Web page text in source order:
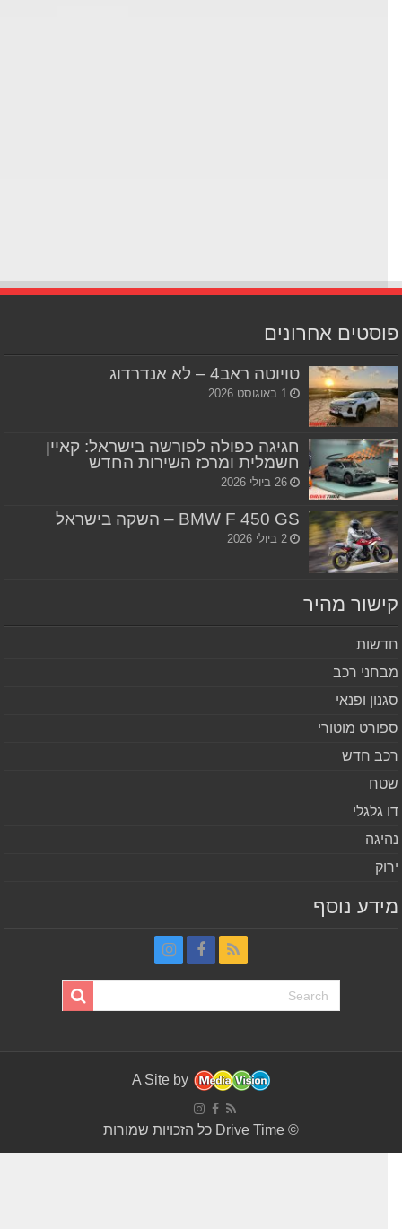
אחרונים
טויוטה ראב4 – לא אנדרדוג
1 באוגוסט 2026
חגיגה כפולה לפורשה בישראל: קאיין
חשמלית ומרכז השירות החדש
26 ביולי 2026
BMW F 450 GS – השקה בישראל
2 ביולי 2026
מהיר
רכב
ופנאי
מוטורי
חדש
גלגלי
נוסף
A Site by